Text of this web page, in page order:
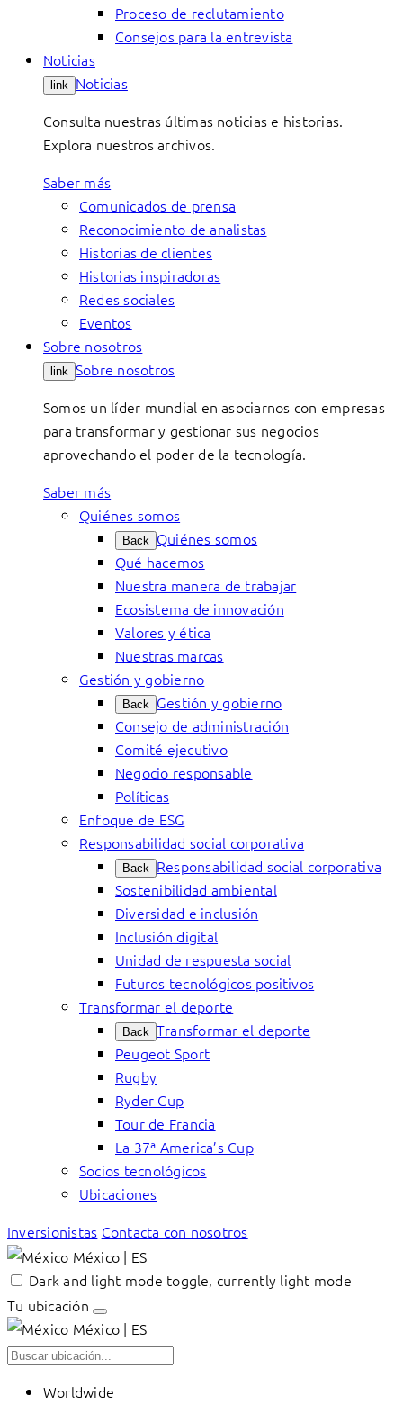
Proceso de reclutamiento
Consejos para la entrevista
Noticias
link Noticias
Consulta nuestras últimas noticias e historias.
Explora nuestros archivos.
Saber más
Comunicados de prensa
Reconocimiento de analistas
Historias de clientes
Historias inspiradoras
Redes sociales
Eventos
Sobre nosotros
link Sobre nosotros
Somos un líder mundial en asociarnos con empresas
para transformar y gestionar sus negocios
aprovechando el poder de la tecnología.
Saber más
Quiénes somos
Back Quiénes somos
Qué hacemos
Nuestra manera de trabajar
Ecosistema de innovación
Valores y ética
Nuestras marcas
Gestión y gobierno
Back Gestión y gobierno
Consejo de administración
Comité ejecutivo
Negocio responsable
Políticas
Enfoque de ESG
Responsabilidad social corporativa
Back Responsabilidad social corporativa
Sostenibilidad ambiental
Diversidad e inclusión
Inclusión digital
Unidad de respuesta social
Futuros tecnológicos positivos
Transformar el deporte
Back Transformar el deporte
Peugeot Sport
Rugby
Ryder Cup
Tour de Francia
La 37ª America’s Cup
Socios tecnológicos
Ubicaciones
Inversionistas Contacta con nosotros
México | ES
Dark and light mode toggle, currently light mode
Tu ubicación
México | ES
Worldwide